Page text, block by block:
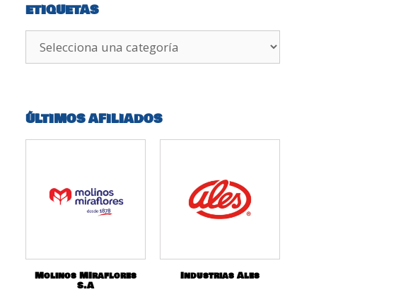
ETIQUETAS
ÚLTIMOS AFILIADOS
Molinos MIraflores
S.A
Industrias Ales